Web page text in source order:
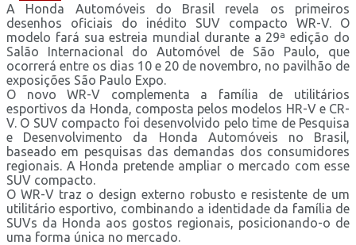
A Honda Automóveis do Brasil revela os primeiros
desenhos oficiais do inédito SUV compacto WR-V. O
modelo fará sua estreia mundial durante a 29ª edição do
Salão Internacional do Automóvel de São Paulo, que
ocorrerá entre os dias 10 e 20 de novembro, no pavilhão de
exposições São Paulo Expo.
O novo WR-V complementa a família de utilitários
esportivos da Honda, composta pelos modelos HR-V e CR-
V. O SUV compacto foi desenvolvido pelo time de Pesquisa
e Desenvolvimento da Honda Automóveis no Brasil,
baseado em pesquisas das demandas dos consumidores
regionais. A Honda pretende ampliar o mercado com esse
SUV compacto.
O WR-V traz o design externo robusto e resistente de um
utilitário esportivo, combinando a identidade da família de
SUVs da Honda aos gostos regionais, posicionando-o de
uma forma única no mercado.